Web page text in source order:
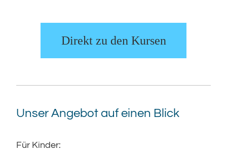
Direkt zu den Kursen
Unser Angebot auf einen Blick
Für Kinder: